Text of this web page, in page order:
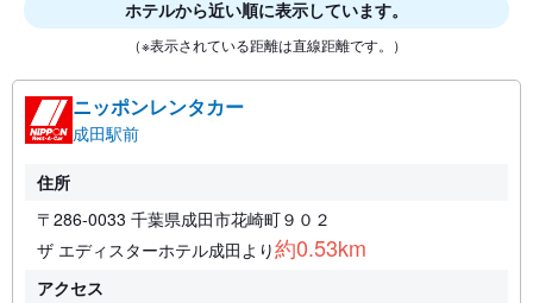
ホテルから近い順に表示しています。
（※表示されている距離は直線距離です。）
ニッポンレンタカー
成田駅前
住所
〒286-0033 千葉県成田市花崎町９０２
ザ エディスターホテル成田より約0.53km
アクセス